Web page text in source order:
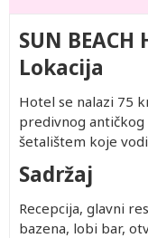
SUN BEACH
Lokacija
Hotel se nalazi 75
predivnog antičkog
šetalištem koje
Sadržaj
Recepcija, glavni
bazena, lobi bar,